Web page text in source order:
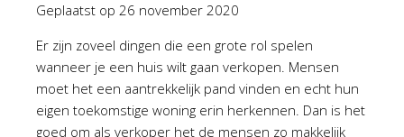
Geplaatst op 26 november 2020
Er zijn zoveel dingen die een grote rol spelen
wanneer je een huis wilt gaan verkopen. Mensen
moet het een aantrekkelijk pand vinden en echt hun
eigen toekomstige woning erin herkennen. Dan is het
goed om als verkoper het de mensen zo makkelijk